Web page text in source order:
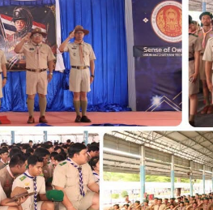
กรรมการติดตามการ
ติดตามการดำเนินงานของ
สถานศึกษาในการขับเคลื่อนการจัดการ
อาชีวศึกษา ปีงบประมาณ พ.ศ. 2569